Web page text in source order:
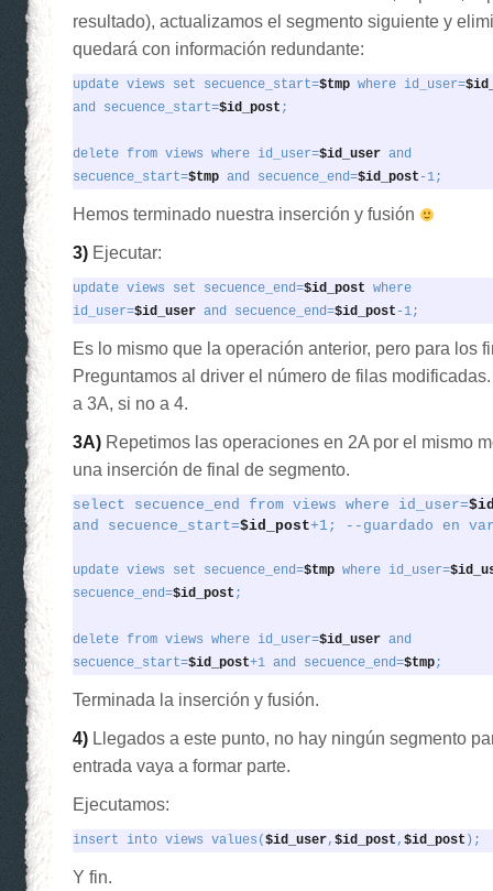
resultado), actualizamos el segmento siguiente y
quedará con información redundante:
update views set secuence_start=$tmp where id_user=
and secuence_start=$id_post ;
delete from views where id_user=$id_user and
secuence_start=$tmp and secuence_end=$id_post -1;
Hemos terminado nuestra inserción y fusión
3) Ejecutar:
update views set secuence_end=$id_post where
id_user=$id_user and secuence_end=$id_post -1;
Es lo mismo que la operación anterior, pero para los
Preguntamos al driver el número de filas
a 3A, si no a 4.
3A) Repetimos las operaciones en 2A por el mismo
una inserción de final de segmento.
select secuence_end from views where id_user=
and secuence_start=$id_post+1; --guardado en
update views set secuence_end=$tmp where id_user=
secuence_end=$id_post ;
delete from views where id_user=$id_user and
secuence_start=$id_post+1 and secuence_end=$tmp;
Terminada la inserción y fusión.
4) Llegados a este punto, no hay ningún segmento
entrada vaya a formar parte.
Ejecutamos:
insert into views values($id_user, $id_post , $id_post );
Y fin.